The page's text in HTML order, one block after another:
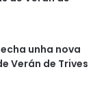
unha nova
Verán de Trives